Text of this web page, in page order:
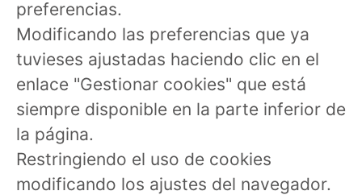
preferencias.
Modificando las preferencias que ya
tuvieses ajustadas haciendo clic en el
enlace "Gestionar cookies" que está
siempre disponible en la parte inferior de
la página.
Restringiendo el uso de cookies
modificando los ajustes del navegador.